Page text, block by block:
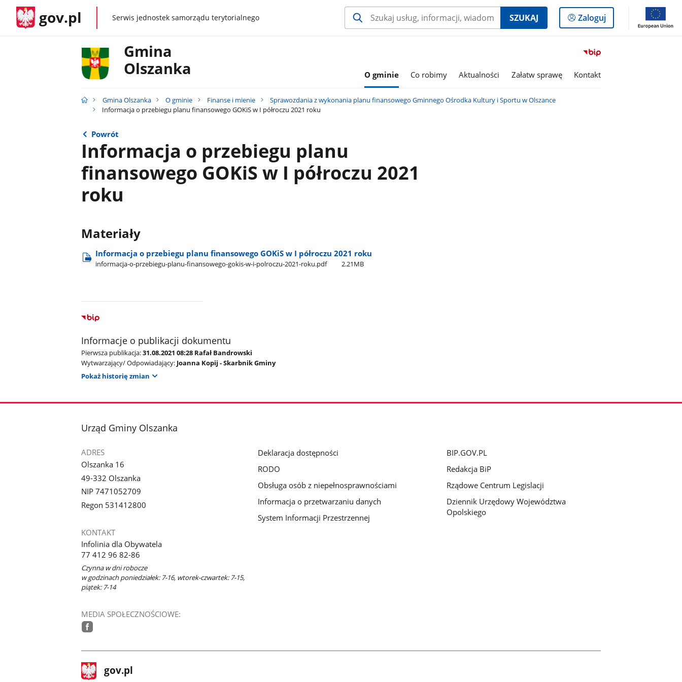
gov.pl gov.plSerwis jednostek samorządu terytorialnego SZUKAJ
Logowanie
do
Zaloguj
Przejdź
serwisu
Gmina
Olszanka
O gminie Co robimy Aktualności Załatw sprawę Kontakt
Gmina Olszanka O gminie Finanse i mienie
Sprawozdania z wykonania planu finansowego Gminnego Ośrodka Kultury i Sportu w Olszance
Informacja o przebiegu planu finansowego GOKiS w I półroczu 2021 roku
Powrót
Informacja o przebiegu planu
finansowego GOKiS w I półroczu 2021
roku
Materiały
Informacja o przebiegu planu finansowego GOKiS w I półroczu 2021 roku
informacja-o-przebiegu-planu-finansowego-gokis-w-i-polroczu-2021-roku.pdf 2.21MB
Informacje o publikacji dokumentu
Pierwsza publikacja:31.08.2021 08:28 Rafał Bandrowski
Wytwarzający/ Odpowiadający: Joanna Kopij - Skarbnik Gminy
Pokaż historię zmian
stopka
Urząd Gminy Olszanka
ADRES
Olszanka 16
49-332 Olszanka
NIP 7471052709
Regon 531412800
KONTAKT
Infolinia dla Obywatela
77 412 96 82-86
Czynna w dni robocze
w godzinach poniedziałek: 7-16, wtorek-czwartek: 7-15,
piątek: 7-14
MEDIA SPOŁECZNOŚCIOWE:
Deklaracja dostępności
RODO
Obsługa osób z niepełnosprawnościami
Informacja o przetwarzaniu danych
System Informacji Przestrzennej
BIP.GOV.PL
Redakcja BiP
Rządowe Centrum Legislacji
Dziennik Urzędowy Województwa
Opolskiego
stopka
gov.pl Strona
gov.pl